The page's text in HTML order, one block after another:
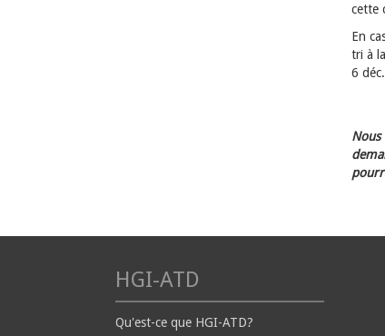
cette
En
tri à
6
Nous
HGI-ATD
Qu'est-ce que HGI-ATD?